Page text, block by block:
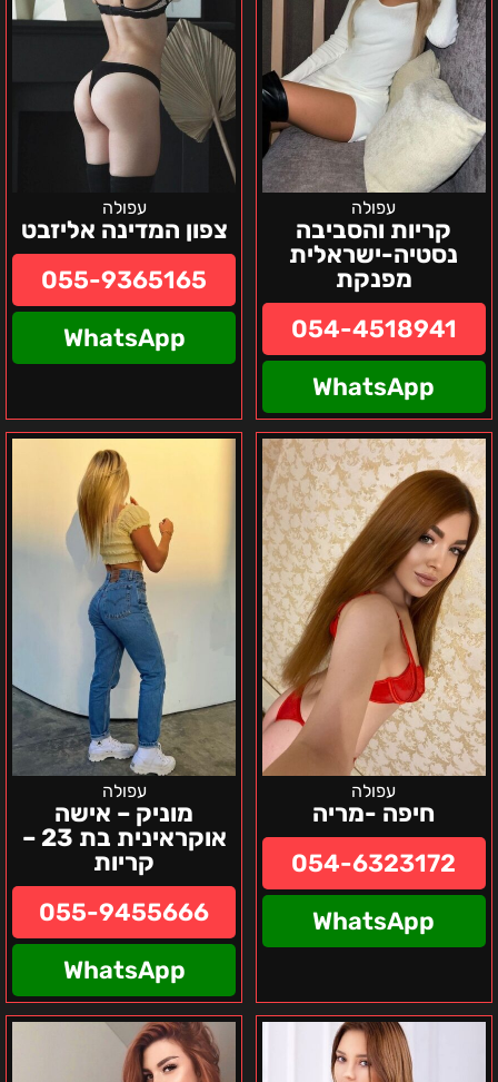
עפולה
קריות והסביבה
נסטיה-ישראלית
מפנקת
054-4518941
WhatsApp
עפולה
צפון המדינה אליזבט
055-9365165
WhatsApp
עפולה
חיפה -מריה
054-6323172
WhatsApp
חיפה
-
מריה
עפולה
מוניק – אישה
אוקראינית בת 23 –
קריות
055-9455666
WhatsApp
מוניק
–
אישה
אוקראינית
בת
23
–
קריות
פאינה-
צפון
הארץ
אניה
חיפה